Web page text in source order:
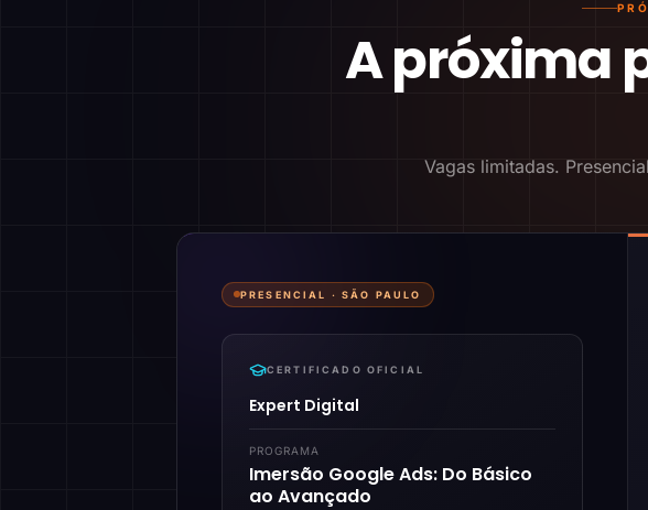
A próxima
Vagas limitadas.
PRESENCIAL ·SÃO PAULO
CERTIFICADO OFICIAL
Expert Digital
PROGRAMA
Imersão Google Ads: Do Básico
ao Avançado